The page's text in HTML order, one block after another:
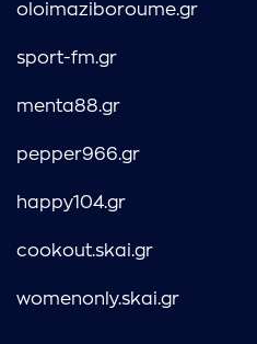
oloimaziboroume.gr
sport-fm.gr
menta88.gr
pepper966.gr
happy104.gr
cookout.skai.gr
womenonly.skai.gr